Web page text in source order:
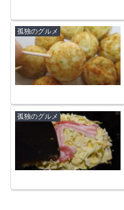
孤独のグルメ
孤独のグルメ